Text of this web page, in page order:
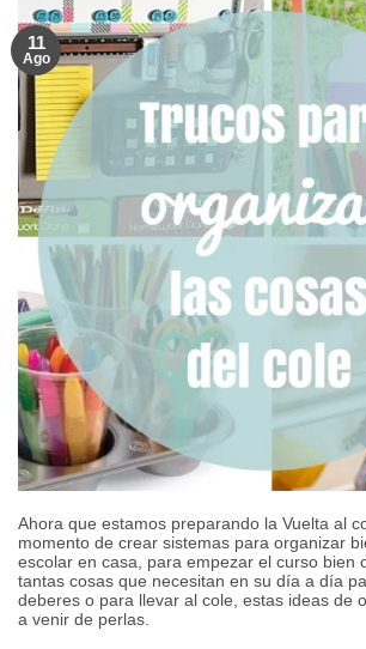
11
Ago
Ahora que estamos preparando la Vuelta al
momento de crear sistemas para organizar
escolar en casa, para empezar el curso bien
tantas cosas que necesitan en su día a día
deberes o para llevar al cole, estas ideas de
a venir de perlas.